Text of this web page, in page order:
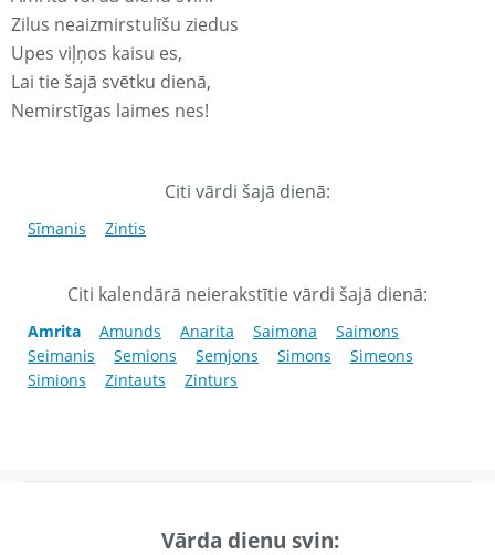
Zilus neaizmirstulīšu ziedus
Upes viļņos kaisu es,
Lai tie šajā svētku dienā,
Nemirstīgas laimes nes!
Citi vārdi šajā dienā:
Sīmanis Zintis
Citi kalendārā neierakstītie vārdi šajā dienā:
Amrita Amunds Anarita Saimona
Saimons
Seimanis
Semions Semjons Simons
Simeons
Simions
Zintauts Zinturs
Vārda dienu svin: